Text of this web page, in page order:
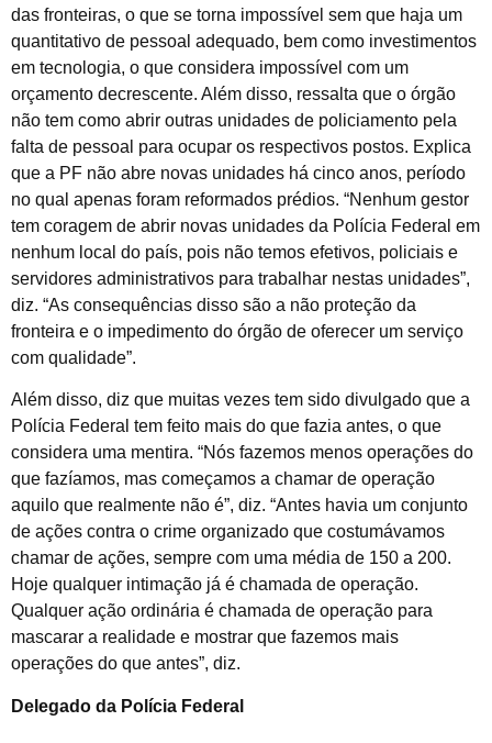
das fronteiras, o que se torna impossível sem que haja um
quantitativo de pessoal adequado, bem como investimentos
em tecnologia, o que considera impossível com um
orçamento decrescente. Além disso, ressalta que o órgão
não tem como abrir outras unidades de policiamento pela
falta de pessoal para ocupar os respectivos postos. Explica
que a PF não abre novas unidades há cinco anos, período
no qual apenas foram reformados prédios. “Nenhum gestor
tem coragem de abrir novas unidades da Polícia Federal em
nenhum local do país, pois não temos efetivos, policiais e
servidores administrativos para trabalhar nestas unidades”,
diz. “As consequências disso são a não proteção da
fronteira e o impedimento do órgão de oferecer um serviço
com qualidade”.
Além disso, diz que muitas vezes tem sido divulgado que a
Polícia Federal tem feito mais do que fazia antes, o que
considera uma mentira. “Nós fazemos menos operações do
que fazíamos, mas começamos a chamar de operação
aquilo que realmente não é”, diz. “Antes havia um conjunto
de ações contra o crime organizado que costumávamos
chamar de ações, sempre com uma média de 150 a 200.
Hoje qualquer intimação já é chamada de operação.
Qualquer ação ordinária é chamada de operação para
mascarar a realidade e mostrar que fazemos mais
operações do que antes”, diz.
Delegado da Polícia Federal